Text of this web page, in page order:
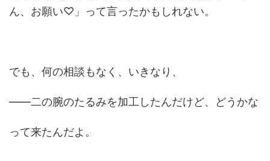
ん、お願い♡」って言ったかもしれない。
でも、何の相談もなく、いきなり、
――二の腕のたるみを加工したんだけど、どうかな
って来たんだよ。